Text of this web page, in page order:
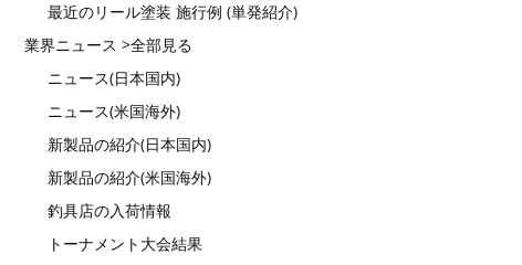
最近のリール塗装 施行例 (単発紹介)
業界ニュース >全部見る
ニュース(日本国内)
ニュース(米国海外)
新製品の紹介(日本国内)
新製品の紹介(米国海外)
釣具店の入荷情報
トーナメント大会結果